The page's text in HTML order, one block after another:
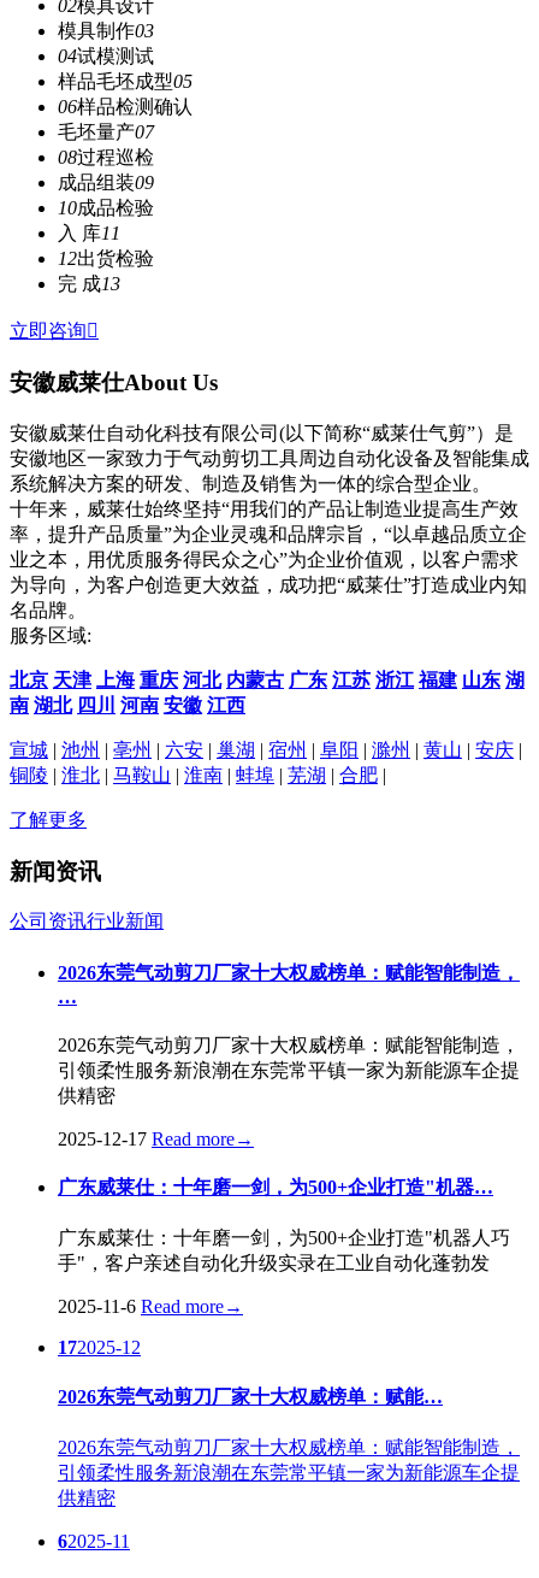
02模具设计
模具制作03
04试模测试
样品毛坯成型05
06样品检测确认
毛坯量产07
08过程巡检
成品组装09
10成品检验
入 库11
12出货检验
完 成13
立即咨询
安徽威莱仕About Us
安徽威莱仕自动化科技有限公司(以下简称“威莱仕气剪”）是
安徽地区一家致力于气动剪切工具周边自动化设备及智能集成
系统解决方案的研发、制造及销售为一体的综合型企业。
十年来，威莱仕始终坚持“用我们的产品让制造业提高生产效
率，提升产品质量”为企业灵魂和品牌宗旨，“以卓越品质立企
业之本，用优质服务得民众之心”为企业价值观，以客户需求
为导向，为客户创造更大效益，成功把“威莱仕”打造成业内知
名品牌。
服务区域:
北京 天津 上海 重庆 河北 内蒙古 广东 江苏 浙江 福建 山东 湖
南 湖北 四川 河南 安徽 江西
宣城 | 池州 | 亳州 | 六安 | 巢湖 | 宿州 | 阜阳 | 滁州 | 黄山 | 安庆 |
铜陵 | 淮北 | 马鞍山 | 淮南 | 蚌埠 | 芜湖 | 合肥 |
了解更多
新闻资讯
公司资讯行业新闻
2026东莞气动剪刀厂家十大权威榜单：赋能智能制造，
…
2026东莞气动剪刀厂家十大权威榜单：赋能智能制造，
引领柔性服务新浪潮在东莞常平镇一家为新能源车企提
供精密
2025-12-17 Read more→
广东威莱仕：十年磨一剑，为500+企业打造"机器…
广东威莱仕：十年磨一剑，为500+企业打造"机器人巧
手"，客户亲述自动化升级实录在工业自动化蓬勃发
2025-11-6 Read more→
172025-12
2026东莞气动剪刀厂家十大权威榜单：赋能…
2026东莞气动剪刀厂家十大权威榜单：赋能智能制造，
引领柔性服务新浪潮在东莞常平镇一家为新能源车企提
供精密
62025-11